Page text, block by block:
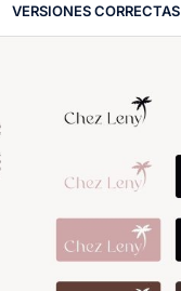
VERSIONES CORRECTAS